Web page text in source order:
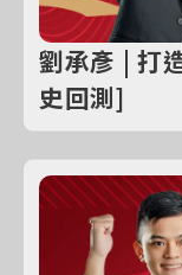
劉承彥 | 打
史回測]